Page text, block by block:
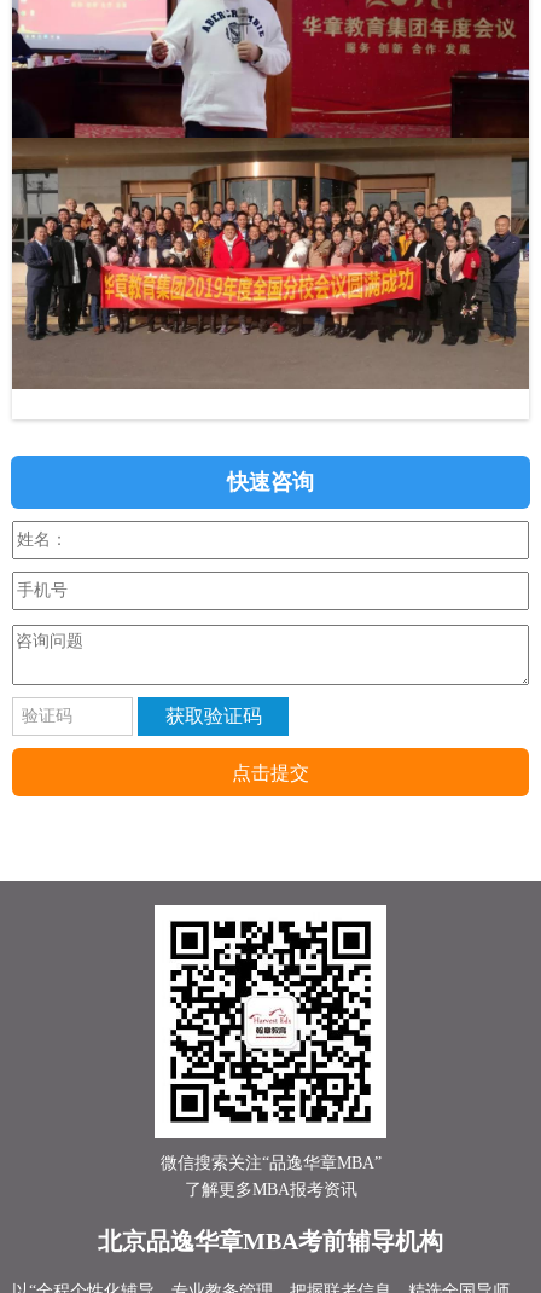
快速咨询
获取验证码
点击提交
微信搜索关注“品逸华章MBA”
了解更多MBA报考资讯
北京品逸华章MBA考前辅导机构